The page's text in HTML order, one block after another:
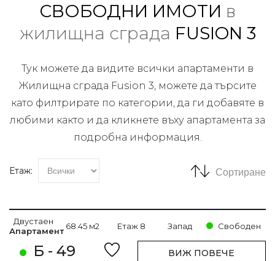
СВОБОДНИ ИМОТИ в
жилищна сграда FUSION 3
Тук можете да видите всички апартаменти в
Жилищна сграда Fusion 3, можете да търсите
като филтрирате по категории, да ги добавяте в
любими както и да кликнете въху апартамента за
подробна информация.
Етаж: Сортиране
Б - 49
Двустаен
Апартамент 68.45 м2 Етаж 8 Запад Свободен
ВИЖ ПОВЕЧЕ